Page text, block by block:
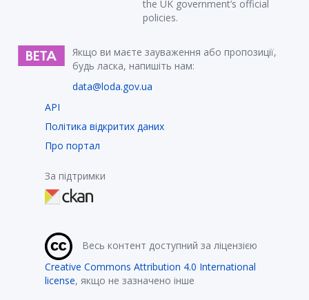
the UK government’s official
policies.
Якщо ви маєте зауваження або пропозиції,
будь ласка, напишіть нам:
data@loda.gov.ua
API
Політика відкритих даних
Про портал
За підтримки
Весь контент доступний за ліцензією
Creative Commons Attribution 4.0 International
license, якщо не зазначено інше